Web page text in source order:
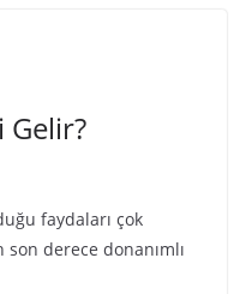
Gelir?
faydaları çok
derece donanımlı